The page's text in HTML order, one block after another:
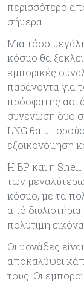
περισσότερο
σήμερα.
Μια τόσο
κόσμο θα
εμπορικές
παράγοντα για
πρόσφατης
συνένωση δύο
LNG θα
εξοικονόμηση
Η BP και η
των
κόσμο, με τα
από
πολύτιμη
Οι μονάδες
αποκαλύψει
τους. Οι